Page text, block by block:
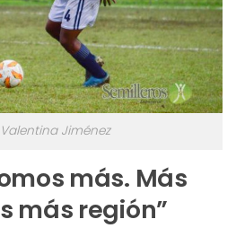
Jiménez
más. Más
más región”